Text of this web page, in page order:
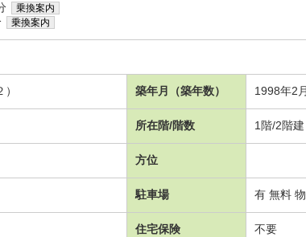
乗換案内
乗換案内
築年月（築年数） 1998年2
所在階/階数 1階/2階建
方位
駐車場 有 無料
住宅保険 不要